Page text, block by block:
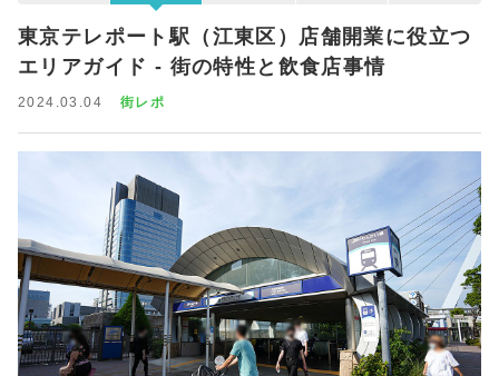
東京テレポート駅（江東区）店舗開業に役立つ
エリアガイド - 街の特性と飲食店事情
2024.03.04 街レポ